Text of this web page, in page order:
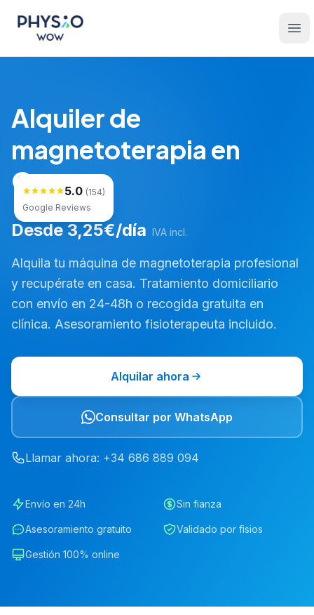
Physio WOW
Alquiler de
magnetoterapia en
Osona
5.0 (154)
Google Reviews
Desde 3,25€/día IVA incl.
Alquila tu máquina de magnetoterapia profesional
y recupérate en casa. Tratamiento domiciliario
con envío en 24-48h o recogida gratuita en
clínica. Asesoramiento fisioterapeuta incluido.
Alquilar ahora
Consultar por WhatsApp
Llamar ahora: +34 686 889 094
Envío en 24h Sin fianza
Asesoramiento gratuito Validado por fisios
Gestión 100% online